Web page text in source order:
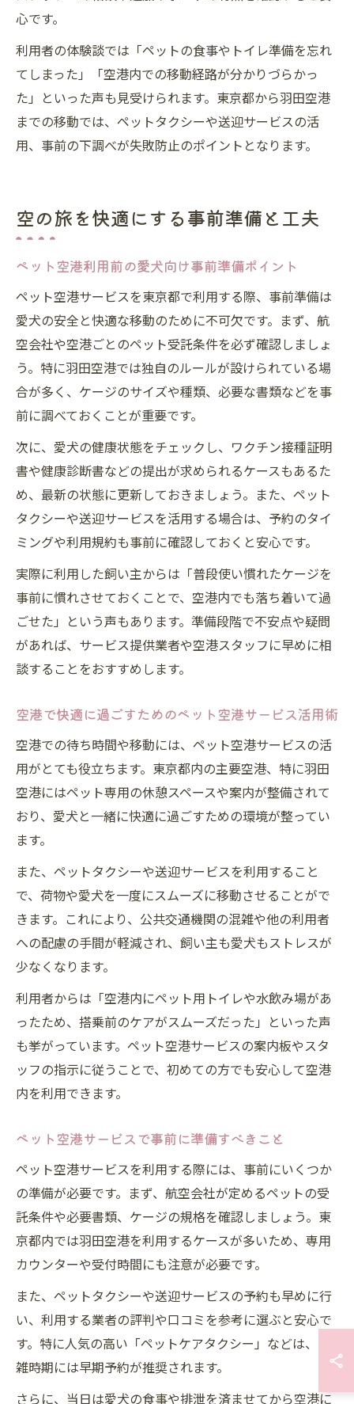
心です。
利用者の体験談では「ペットの食事やトイレ準備を忘れ
てしまった」「空港内での移動経路が分かりづらかっ
た」といった声も見受けられます。東京都から羽田空港
までの移動では、ペットタクシーや送迎サービスの活
用、事前の下調べが失敗防止のポイントとなります。
空の旅を快適にする事前準備と工夫
ペット空港利用前の愛犬向け事前準備ポイント
ペット空港サービスを東京都で利用する際、事前準備は
愛犬の安全と快適な移動のために不可欠です。まず、航
空会社や空港ごとのペット受託条件を必ず確認しましょ
う。特に羽田空港では独自のルールが設けられている場
合が多く、ケージのサイズや種類、必要な書類などを事
前に調べておくことが重要です。
次に、愛犬の健康状態をチェックし、ワクチン接種証明
書や健康診断書などの提出が求められるケースもあるた
め、最新の状態に更新しておきましょう。また、ペット
タクシーや送迎サービスを活用する場合は、予約のタイ
ミングや利用規約も事前に確認しておくと安心です。
実際に利用した飼い主からは「普段使い慣れたケージを
事前に慣れさせておくことで、空港内でも落ち着いて過
ごせた」という声もあります。準備段階で不安点や疑問
があれば、サービス提供業者や空港スタッフに早めに相
談することをおすすめします。
空港で快適に過ごすためのペット空港サービス活用術
空港での待ち時間や移動には、ペット空港サービスの活
用がとても役立ちます。東京都内の主要空港、特に羽田
空港にはペット専用の休憩スペースや案内が整備されて
おり、愛犬と一緒に快適に過ごすための環境が整ってい
ます。
また、ペットタクシーや送迎サービスを利用すること
で、荷物や愛犬を一度にスムーズに移動させることがで
きます。これにより、公共交通機関の混雑や他の利用者
への配慮の手間が軽減され、飼い主も愛犬もストレスが
少なくなります。
利用者からは「空港内にペット用トイレや水飲み場があ
ったため、搭乗前のケアがスムーズだった」といった声
も挙がっています。ペット空港サービスの案内板やスタ
ッフの指示に従うことで、初めての方でも安心して空港
内を利用できます。
ペット空港サービスで事前に準備すべきこと
ペット空港サービスを利用する際には、事前にいくつか
の準備が必要です。まず、航空会社が定めるペットの受
託条件や必要書類、ケージの規格を確認しましょう。東
京都内では羽田空港を利用するケースが多いため、専用
カウンターや受付時間にも注意が必要です。
また、ペットタクシーや送迎サービスの予約も早めに行
い、利用する業者の評判や口コミを参考に選ぶと安心で
す。特に人気の高い「ペットケアタクシー」などは、混
雑時期には早期予約が推奨されます。
さらに、当日は愛犬の食事や排泄を済ませてから空港に